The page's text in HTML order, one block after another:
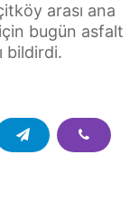
arası ana
bugün asfalt
bildirdi.